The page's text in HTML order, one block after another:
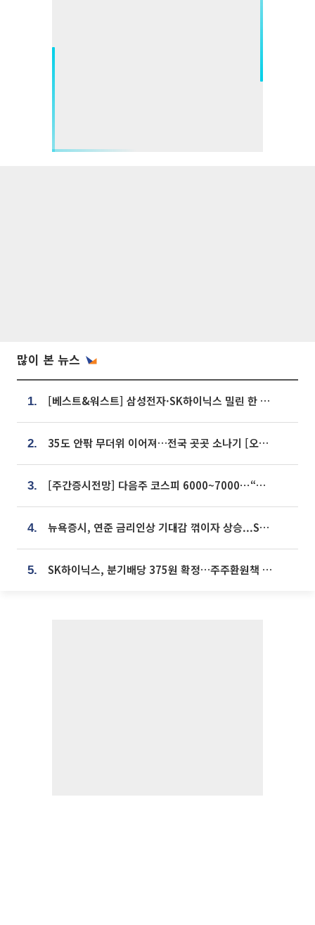
많이 본 뉴스
1. [베스트&워스트] 삼성전자·SK하이닉스 밀린 한 주…상상인증권은 85% 급등
2. 35도 안팎 무더위 이어져…전국 곳곳 소나기 [오늘 날씨]
3. [주간증시전망] 다음주 코스피 6000~7000⋯“外人 수급은 정책이 변수”
4. 뉴욕증시, 연준 금리인상 기대감 꺾이자 상승...S&P500 사상 최고치 [종합]
5. SK하이닉스, 분기배당 375원 확정…주주환원책 9월로 앞당겨 발표